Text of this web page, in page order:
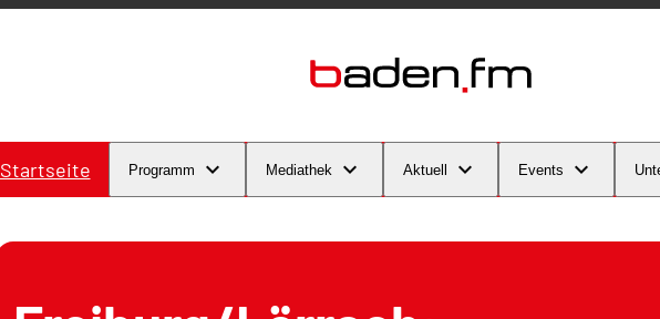
Startseite Programm Mediathek Aktuell Events